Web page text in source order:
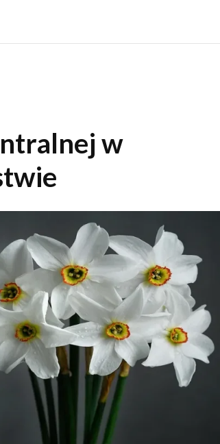
w